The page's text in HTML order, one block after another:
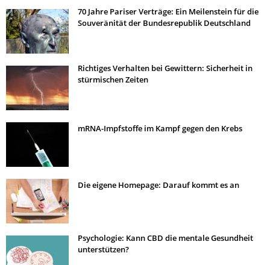
70 Jahre Pariser Verträge: Ein Meilenstein für die
Souveränität der Bundesrepublik Deutschland
Richtiges Verhalten bei Gewittern: Sicherheit in
stürmischen Zeiten
mRNA-Impfstoffe im Kampf gegen den Krebs
Die eigene Homepage: Darauf kommt es an
Psychologie: Kann CBD die mentale Gesundheit
unterstützen?